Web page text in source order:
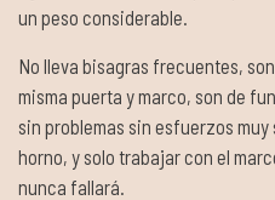
un peso considerable.
No lleva bisagras frecuentes,
misma puerta y marco, son de
sin problemas sin esfuerzos
horno, y solo trabajar con el
nunca fallará.